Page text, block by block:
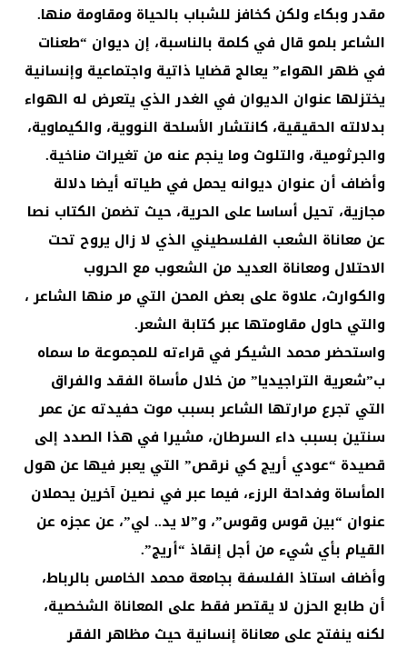
مقدر وبكاء ولكن كخافز للشباب بالحياة ومقاومة منها.
الشاعر بلمو قال في كلمة بالناسبة، إن ديوان “طعنات
في ظهر الهواء” يعالج قضايا ذاتية واجتماعية وإنسانية
يختزلها عنوان الديوان في الغدر الذي يتعرض له الهواء
بدلالته الحقيقية، كانتشار الأسلحة النووية، والكيماوية،
والجرثومية، والتلوث وما ينجم عنه من تغيرات مناخية.
وأضاف أن عنوان ديوانه يحمل في طياته أيضا دلالة
مجازية، تحيل أساسا على الحرية، حيث تضمن الكتاب نصا
عن معاناة الشعب الفلسطيني الذي لا زال يروح تحت
الاحتلال ومعاناة العديد من الشعوب مع الحروب
والكوارث، علاوة على بعض المحن التي مر منها الشاعر ،
والتي حاول مقاومتها عبر كتابة الشعر.
واستحضر محمد الشيكر في قراءته للمجموعة ما سماه
ب”شعرية التراجيديا” من خلال مأساة الفقد والفراق
التي تجرع مرارتها الشاعر بسبب موت حفيدته عن عمر
سنتين بسبب داء السرطان، مشيرا في هذا الصدد إلى
قصيدة “عودي أريج كي نرقص” التي يعبر فيها عن هول
المأساة وفداحة الرزء، فيما عبر في نصين آخرين يحملان
عنوان “بين قوس وقوس”، و”لا يد.. لي”، عن عجزه عن
القيام بأي شيء من أجل إنقاذ “أريج”.
وأضاف استاذ الفلسفة بجامعة محمد الخامس بالرباط،
أن طابع الحزن لا يقتصر فقط على المعاناة الشخصية،
لكنه ينفتح على معاناة إنسانية حيث مظاهر الفقر